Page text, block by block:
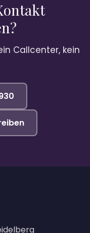
Callcenter, kein